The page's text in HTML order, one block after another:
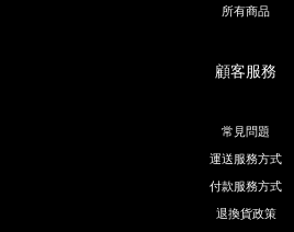
所有商品
顧客服務
常見問題
運送服務方式
付款服務方式
退換貨政策